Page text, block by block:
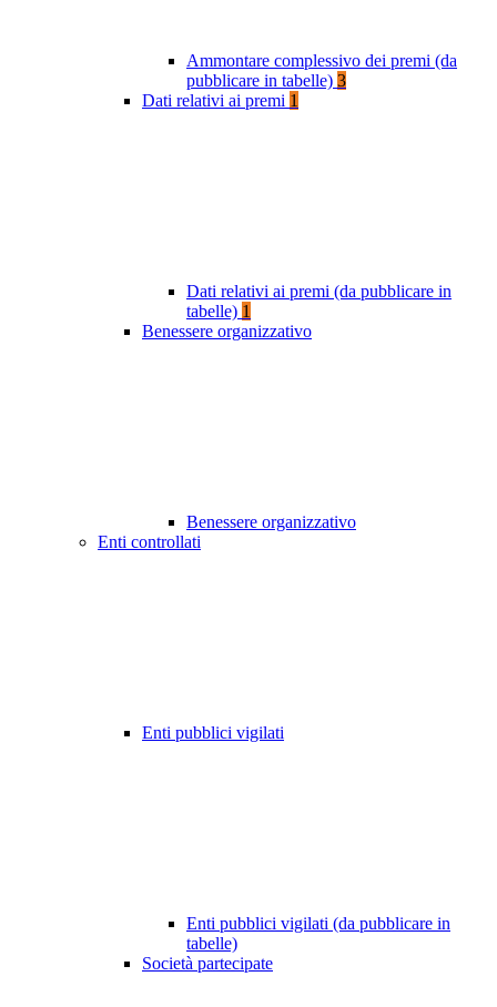
Ammontare complessivo dei premi (da
pubblicare in tabelle) 3
Dati relativi ai premi 1
Dati relativi ai premi (da pubblicare in
tabelle) 1
Benessere organizzativo
Benessere organizzativo
Enti controllati
Enti pubblici vigilati
Enti pubblici vigilati (da pubblicare in
tabelle)
Società partecipate